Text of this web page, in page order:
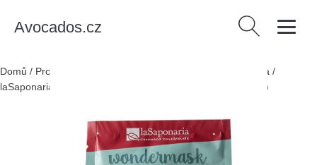
Avocados.cz Vyhledávání
Domů / Produkty Kosmetika /
laSaponaria Čisticí pleťová maska Wondermask BIO (10 ml)